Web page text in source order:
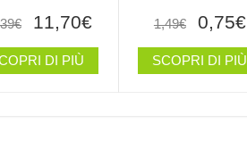
11,70€
DI PIÙ
1,49€ 0,75€
SCOPRI DI PIÙ